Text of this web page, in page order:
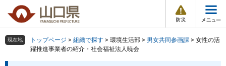
の
頭
ー
飛
情
報
メ
ュ
組織で探す
現在地 トップページ > 組織で探す > 環境生活部 > 男女共同参画課 > 女性の活
躍推進事業者の紹介・社会福祉法人暁会